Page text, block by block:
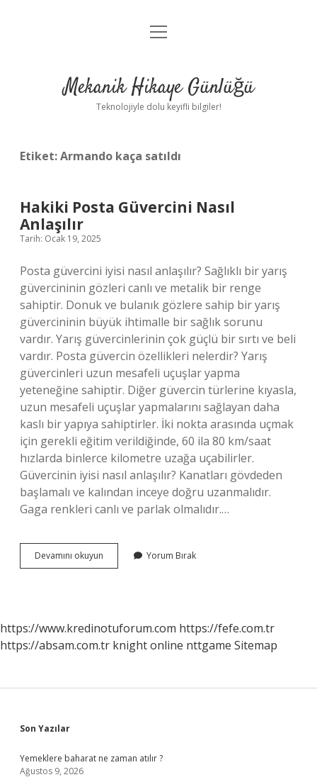
Anasayfa
Yasal Uyarı
menüyü
Mekanik Hikaye Günlüğü
Teknolojiyle dolu keyifli bilgiler!
Etiket:Armando kaça satıldı
Hakiki Posta Güvercini Nasıl
Anlaşılır
Tarih: Ocak 19, 2025
Posta güvercini iyisi nasıl anlaşılır? Sağlıklı bir yarış
güvercininin gözleri canlı ve metalik bir renge
sahiptir. Donuk ve bulanık gözlere sahip bir yarış
güvercininin büyük ihtimalle bir sağlık sorunu
vardır. Yarış güvercinlerinin çok güçlü bir sırtı ve beli
vardır. Posta güvercin özellikleri nelerdir? Yarış
güvercinleri uzun mesafeli uçuşlar yapma
yeteneğine sahiptir. Diğer güvercin türlerine kıyasla,
uzun mesafeli uçuşlar yapmalarını sağlayan daha
kaslı bir yapıya sahiptirler. İki nokta arasında uçmak
için gerekli eğitim verildiğinde, 60 ila 80 km/saat
hızlarda binlerce kilometre uzağa uçabilirler.
Güvercinin iyisi nasıl anlaşılır? Kanatları gövdeden
başlamalı ve kalından inceye doğru uzanmalıdır.
Gaga renkleri canlı ve parlak olmalıdır.…
Devamını okuyun
Posta
Yorum Bırak
https://www.kredinotuforum.com https://fefe.com.tr
https://absam.com.tr knight online nttgame Sitemap
Sidebar
Son Yazılar
Yemeklere baharat ne zaman atılır ?
Ağustos 9, 2026